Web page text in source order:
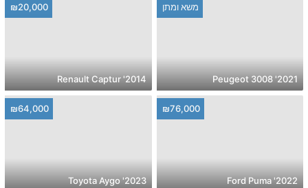
משא ומתן
2021' Peugeot 3008
₪20,000
2014' Renault Captur
₪76,000
2022' Ford Puma
₪64,000
2023' Toyota Aygo